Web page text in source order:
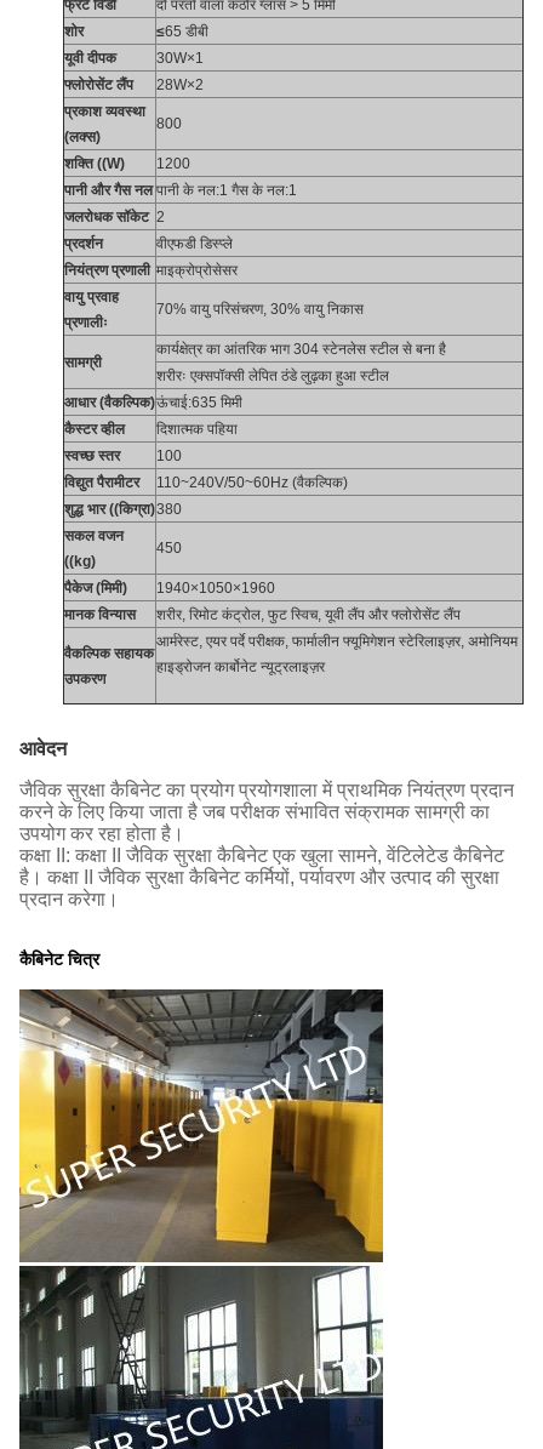
फ्रंट विंडो
दो परतों वाला कठोर ग्लास > 5 मिमी
शोर
≤65 डीबी
यूवी दीपक
30W×1
फ्लोरोसेंट लैंप
28W×2
प्रकाश व्यवस्था
(लक्स)
800
शक्ति ((W)
1200
पानी और गैस नल पानी के नल:1 गैस के नल:1
जलरोधक सॉकेट 2
प्रदर्शन
वीएफडी डिस्प्ले
नियंत्रण प्रणाली माइक्रोप्रोसेसर
वायु प्रवाह
प्रणालीः
70% वायु परिसंचरण, 30% वायु निकास
सामग्री
कार्यक्षेत्र का आंतरिक भाग 304 स्टेनलेस स्टील से बना है
शरीरः एक्सपॉक्सी लेपित ठंडे लुढ़का हुआ स्टील
आधार (वैकल्पिक)ऊंचाई:635 मिमी
कैस्टर व्हील
दिशात्मक पहिया
स्वच्छ स्तर
100
विद्युत पैरामीटर
110~240V/50~60Hz (वैकल्पिक)
शुद्ध भार ((किग्रा)380
सकल वजन
((kg)
450
पैकेज (मिमी)
1940×1050×1960
मानक विन्यास
शरीर, रिमोट कंट्रोल, फुट स्विच, यूवी लैंप और फ्लोरोसेंट लैंप
वैकल्पिक सहायक
उपकरण
आर्मरेस्ट, एयर पर्दे परीक्षक, फार्मालीन फ्यूमिगेशन स्टेरिलाइज़र, अमोनियम
हाइड्रोजन कार्बोनेट न्यूट्रलाइज़र
आवेदन
जैविक सुरक्षा कैबिनेट का प्रयोग प्रयोगशाला में प्राथमिक नियंत्रण प्रदान
करने के लिए किया जाता है जब परीक्षक संभावित संक्रामक सामग्री का
उपयोग कर रहा होता है।
कक्षा II: कक्षा II जैविक सुरक्षा कैबिनेट एक खुला सामने, वेंटिलेटेड कैबिनेट
है। कक्षा II जैविक सुरक्षा कैबिनेट कर्मियों, पर्यावरण और उत्पाद की सुरक्षा
प्रदान करेगा।
कैबिनेट चित्र